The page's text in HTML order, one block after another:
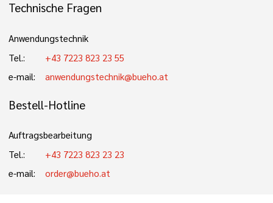
Technische Fragen
Anwendungstechnik
Tel.:
+43 7223 823 23 55
e-mail:
anwendungstechnik@bueho.at
Bestell-Hotline
Auftragsbearbeitung
Tel.:
+43 7223 823 23 23
e-mail:
order@bueho.at